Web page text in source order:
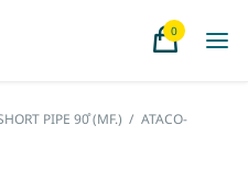
0
PIPE 90̊ (MF.) / ATACO-